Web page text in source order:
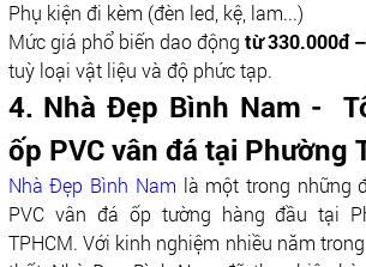
Phụ kiện đi kèm (đèn led, kệ, lam...)
Mức giá phổ biến dao động từ 330.000đ
tuỳ loại vật liệu và độ phức tạp.
4. Nhà Đẹp Bình Nam -
ốp PVC vân đá tại Phường
Nhà Đẹp Bình Nam là một trong những
PVC vân đá ốp tường hàng đầu tại
TPHCM. Với kinh nghiệm nhiều năm